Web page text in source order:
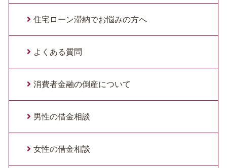
住宅ローン滞納でお悩みの方へ
よくある質問
消費者金融の倒産について
男性の借金相談
女性の借金相談